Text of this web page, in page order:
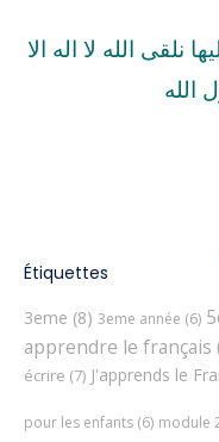
نلقى الله لا اله الا
الله
Étiquettes
3eme (8) 3eme année (6)
apprendre le français
écrire (7) J'apprends le
pour les enfants (6) module